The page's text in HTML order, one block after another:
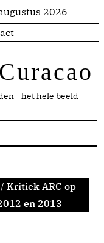
2026
- het hele beeld
/ Kritiek ARC op
en 2013